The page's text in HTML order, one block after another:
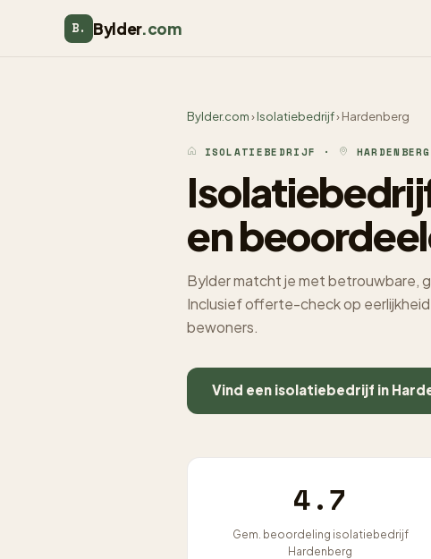
B. Bylder.com
Bylder.com›Isolatiebedrijf› Hardenberg
ISOLATIEBEDRIJF · HARDENBERG
en
Bylder matcht je met betrouwbare,
Inclusief offerte-check op
bewoners.
Vind een isolatiebedrijf in
4.7
Gem. beoordeling isolatiebedrijf
Hardenberg